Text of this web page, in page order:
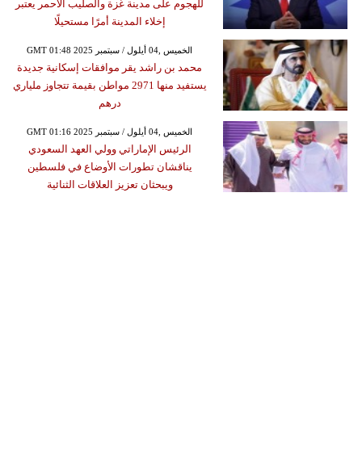
للهجوم على مدينة غزة والصليب الأحمر يعتبر
إخلاء المدينة أمرًا مستحيلًا
GMT 01:48 2025 الخميس ,04 أيلول / سبتمبر
محمد بن راشد يقر موافقات إسكانية جديدة
يستفيد منها 2971 مواطن بقيمة تتجاوز ملياري
درهم
GMT 01:16 2025 الخميس ,04 أيلول / سبتمبر
الرئيس الإماراتي وولي العهد السعودي
يناقشان تطورات الأوضاع في فلسطين
ويبحثان تعزيز العلاقات الثنائية